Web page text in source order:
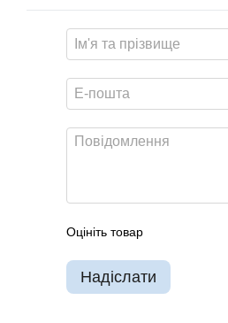
Оцініть товар
Надіслати